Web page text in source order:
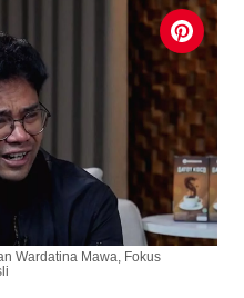
Wardatina Mawa, Fokus